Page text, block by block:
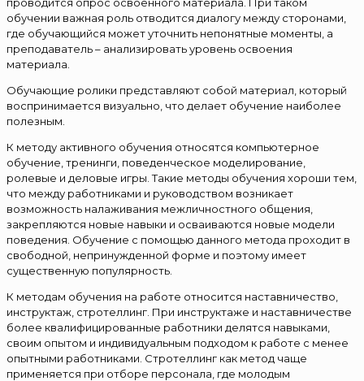
обучении важная роль отводится диалогу между сторонами,
где обучающийся может уточнить непонятные моменты, а
преподаватель – анализировать уровень освоения
материала.
Обучающие ролики представляют собой материал, который
воспринимается визуально, что делает обучение наиболее
полезным.
К методу активного обучения относятся компьютерное
обучение, тренинги, поведенческое моделирование,
ролевые и деловые игры. Такие методы обучения хороши тем,
что между работниками и руководством возникает
возможность налаживания межличностного общения,
закрепляются новые навыки и осваиваются новые модели
поведения. Обучение с помощью данного метода проходит в
свободной, непринужденной форме и поэтому имеет
существенную популярность.
К методам обучения на работе относится наставничество,
инструктаж, стротеллинг. При инструктаже и наставничестве
более квалифицированные работники делятся навыками,
своим опытом и индивидуальным подходом к работе с менее
опытными работниками. Стротеллинг как метод чаще
применяется при отборе персонала, где молодым